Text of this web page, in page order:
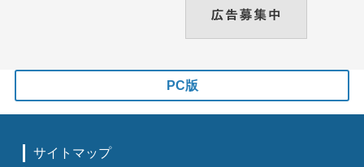
PC版
サイトマップ